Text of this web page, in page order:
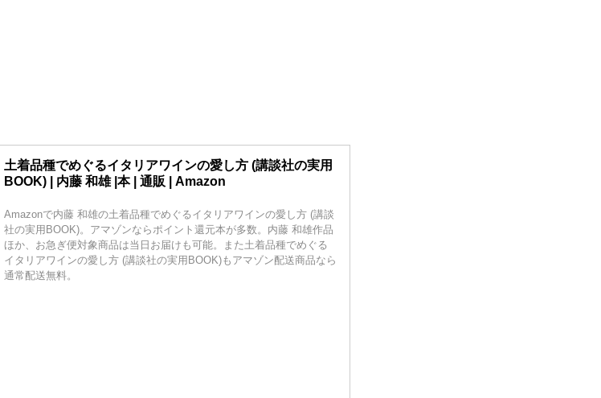
土着品種でめぐるイタリアワインの愛し方 (講談社の実用
BOOK) | 内藤 和雄 |本 | 通販 | Amazon
Amazonで内藤 和雄の土着品種でめぐるイタリアワインの愛し方 (講談
社の実用BOOK)。アマゾンならポイント還元本が多数。内藤 和雄作品
ほか、お急ぎ便対象商品は当日お届けも可能。また土着品種でめぐる
イタリアワインの愛し方 (講談社の実用BOOK)もアマゾン配送商品なら
通常配送無料。